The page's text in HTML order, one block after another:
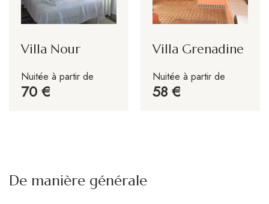
Villa Nour
Nuitée à partir de
70
Villa Grenadine
Nuitée à partir de
58
De manière générale